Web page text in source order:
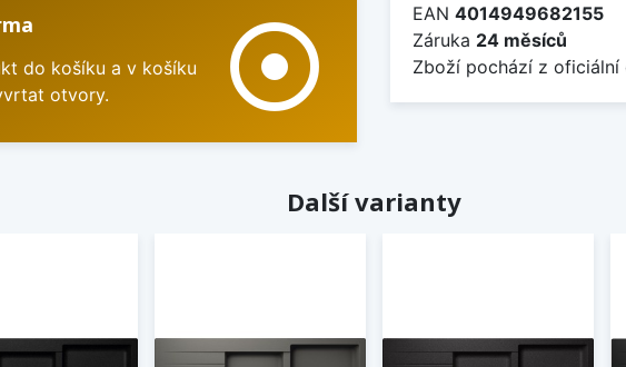
do košíku a v košíku
otvory.
adjust
EAN 4014949682155
Záruka 24 měsíců
Zboží pochází z oficiální
Další varianty